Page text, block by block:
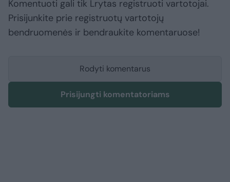
Komentuoti gali tik Lrytas registruoti vartotojai.
Prisijunkite prie registruotų vartotojų
bendruomenės ir bendraukite komentaruose!
Rodyti komentarus
Prisijungti komentatoriams